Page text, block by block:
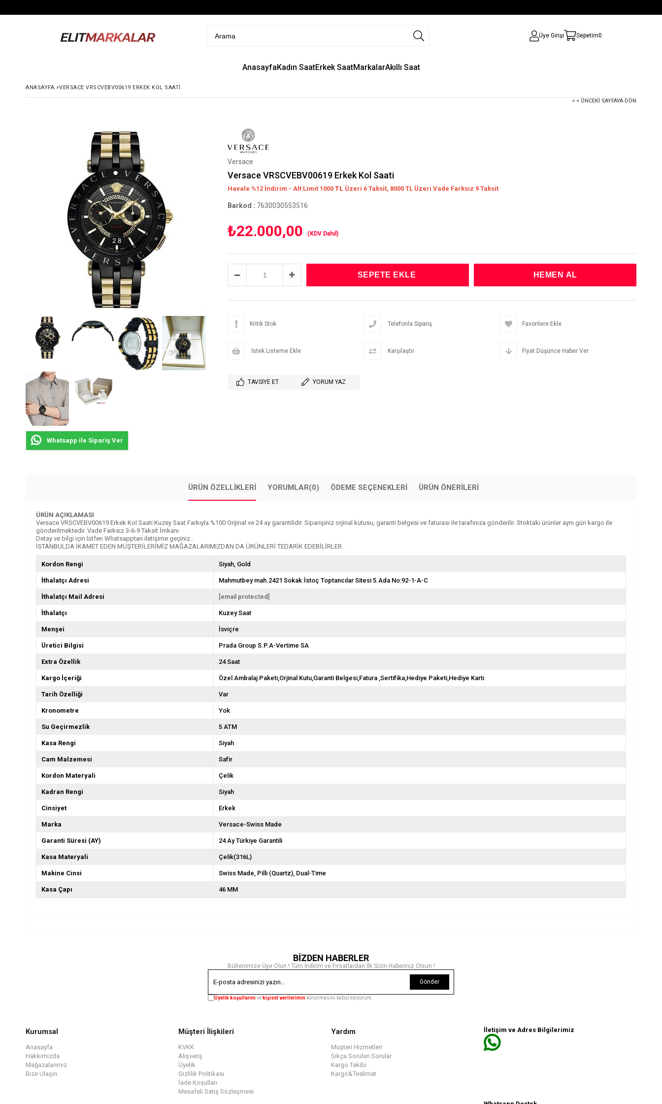
Üye Girişi Sepetim0
AnasayfaKadın SaatErkek SaatMarkalarAkıllı Saat
ANASAYFA >VERSACE VRSCVEBV00619 ERKEK KOL SAATI
< < ÖNCEKI SAYFAYA DÖN
Whatsapp ile Sipariş Ver
Versace
Versace VRSCVEBV00619 Erkek Kol Saati
Havale %12 İndirim - Alt Limit 1000 TL Üzeri 6 Taksit, 8000 TL Üzeri Vade Farksız 9 Taksit
Barkod : 7630030553516
₺22.000,00 (KDV Dahil)
Kritik Stok Telefonla Sipariş Favorilere Ekle
İstek Listeme Ekle Karşılaştır Fiyat Düşünce Haber Ver
TAVSIYE ET YORUM YAZ
ÜRÜN ÖZELLIKLERI YORUMLAR(0) ÖDEME SEÇENEKLERI ÜRÜN ÖNERILERI
ÜRÜN AÇIKLAMASI
Versace VRSCVEBV00619 Erkek Kol Saati Kuzey Saat Farkıyla %100 Orijinal ve 24 ay garantilidir. Siparişiniz orjinal kutusu, garanti belgesi ve faturası ile tarafınıza gönderilir. Stoktaki ürünler aynı gün kargo ile
gönderilmektedir. Vade Farksız 3-6-9 Taksit İmkanı
Detay ve bilgi için lütfen Whatsapptan iletişime geçiniz..
İSTANBULDA İKAMET EDEN MÜŞTERİLERİMİZ MAĞAZALARIMIZDAN DA ÜRÜNLERİ TEDARİK EDEBİLİRLER..
Kordon Rengi Siyah Gold
İthalatçı Adresi Mahmutbey mah.2421 Sokak.İstoç Toptancılar Sitesi 5.Ada No:92-1-A-C
İthalatçı Mail Adresi [email protected]
İthalatçı Kuzey Saat
Menşei İsviçre
Üretici Bilgisi Prada Group S.P.A-Vertime SA
Extra Özellik 24 Saat
Kargo İçeriği Özel Ambalaj Paketi,Orjinal Kutu,Garanti Belgesi,Fatura ,Sertifika,Hediye Paketi,Hediye Kartı
Tarih Özelliği Var
Kronometre Yok
Su Geçirmezlik 5 ATM
Kasa Rengi Siyah
Cam Malzemesi Safir
Kordon Materyali Çelik
Kadran Rengi Siyah
Cinsiyet Erkek
Marka Versace-Swiss Made
Garanti Süresi (AY) 24 Ay Türkiye Garantili
Kasa Materyali Çelik(316L)
Makine Cinsi Swiss Made Pilli (Quartz) Dual-Time
Kasa Çapı 46 MM
BİZDEN HABERLER
Bültenimize Üye Olun ! Tüm İndirim ve Fırsatlardan İlk Sizin Haberiniz Olsun !
Gönder
Üyelik koşullarınıve kişisel verilerimin korunmasını kabul ediyorum.
Kurumsal
Anasayfa
Hakkımızda
Mağazalarımız
Bize Ulaşın
Müşteri İlişkileri
KVKK
Alışveriş
Üyelik
Gizlilik Politikası
İade Koşulları
Mesafeli Satış Sözleşmesi
Yardım
Müşteri Hizmetleri
Sıkça Sorulan Sorular
Kargo Takibi
Kargo&Teslimat
İletişim ve Adres Bilgilerimiz